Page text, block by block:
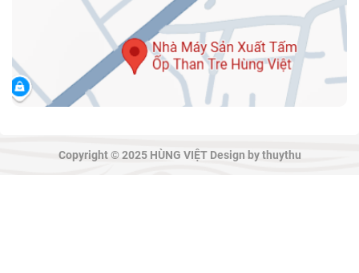
Copyright © 2025 HÙNG VIỆT Design by thuythu